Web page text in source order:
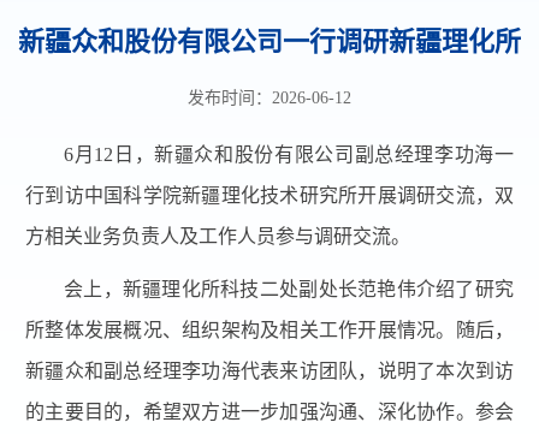
新疆众和股份有限公司一行调研新疆理化所
发布时间：2026-06-12
6月12日，新疆众和股份有限公司副总经理李功海一
行到访中国科学院新疆理化技术研究所开展调研交流，双
方相关业务负责人及工作人员参与调研交流。
会上，新疆理化所科技二处副处长范艳伟介绍了研究
所整体发展概况、组织架构及相关工作开展情况。随后，
新疆众和副总经理李功海代表来访团队，说明了本次到访
的主要目的，希望双方进一步加强沟通、深化协作。参会